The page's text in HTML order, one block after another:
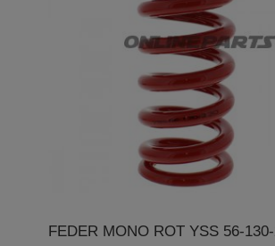
FEDER MONO ROT YSS 56-